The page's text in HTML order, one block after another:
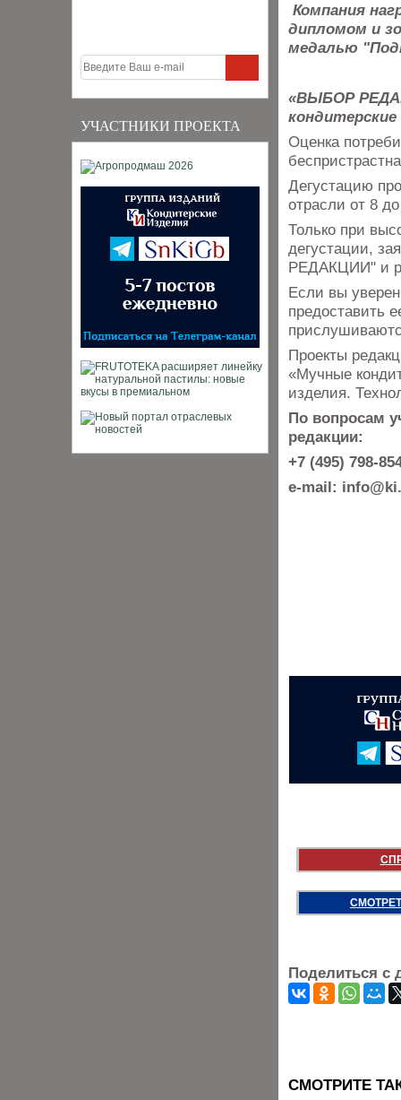
УЧАСТНИКИ ПРОЕКТА
Компания
дипломом и
медалью
«ВЫБОР
Оценка
Дегустацию
отрасли от 8
Только при
дегустации,
РЕДАКЦИИ" и
Если вы
предоставить
Проекты
«Мучные
изделия.
По вопросам
редакции:
+7 (495) 798-
e-mail:
Поделиться с
CМОТРИТЕ